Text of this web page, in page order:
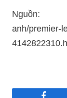
Nguồn:
anh/premier-